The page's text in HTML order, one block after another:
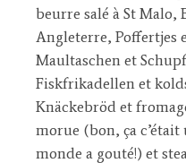
beurre salé à St Malo,
Angleterre, Poffertjes
Maultaschen et
Fiskfrikadellen et
Knäckebröd et
morue (bon, ça
monde a gouté!) et